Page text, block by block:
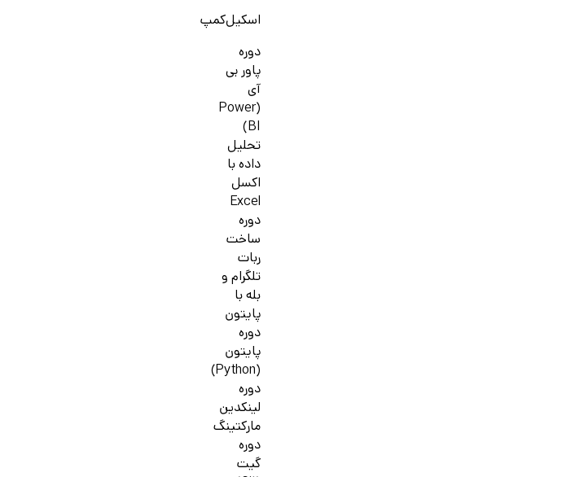
اسکیل‌کمپ
دوره
پاور بی
آی
(Power
BI)
تحلیل
داده با
اکسل
Excel
دوره
ساخت
ربات
تلگرام و
بله با
پایتون
دوره
پایتون
(Python)
دوره
لینکدین
مارکتینگ
دوره
گیت